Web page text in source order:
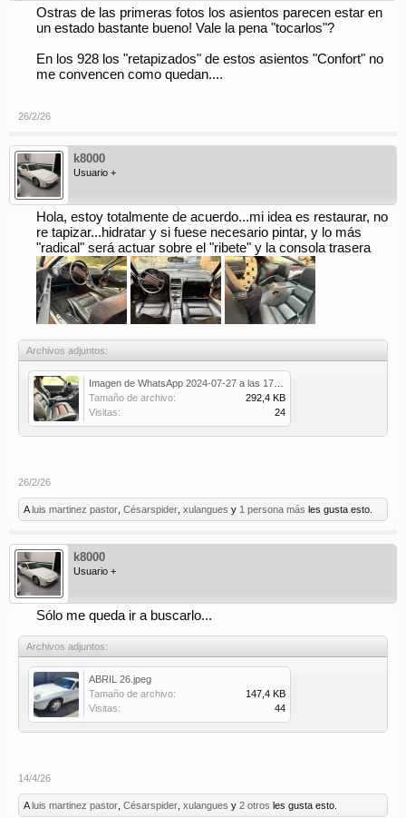
Ostras de las primeras fotos los asientos parecen estar en
un estado bastante bueno! Vale la pena "tocarlos"?
En los 928 los "retapizados" de estos asientos "Confort" no
me convencen como quedan....
26/2/26
k8000
Usuario +
Hola, estoy totalmente de acuerdo...mi idea es restaurar, no
re tapizar...hidratar y si fuese necesario pintar, y lo más
"radical" será actuar sobre el "ribete" y la consola trasera
Archivos adjuntos:
Tamaño de archivo:
292,4 KB
Visitas:
24
26/2/26
Aluis martinez pastor Césarspider xulangues y 1 persona más les gusta esto.
k8000
Usuario +
Sólo me queda ir a buscarlo...
Archivos adjuntos:
ABRIL 26.jpeg
Tamaño de archivo:
147,4 KB
Visitas:
44
14/4/26
Aluis martinez pastor Césarspider xulangues y 2 otros les gusta esto.